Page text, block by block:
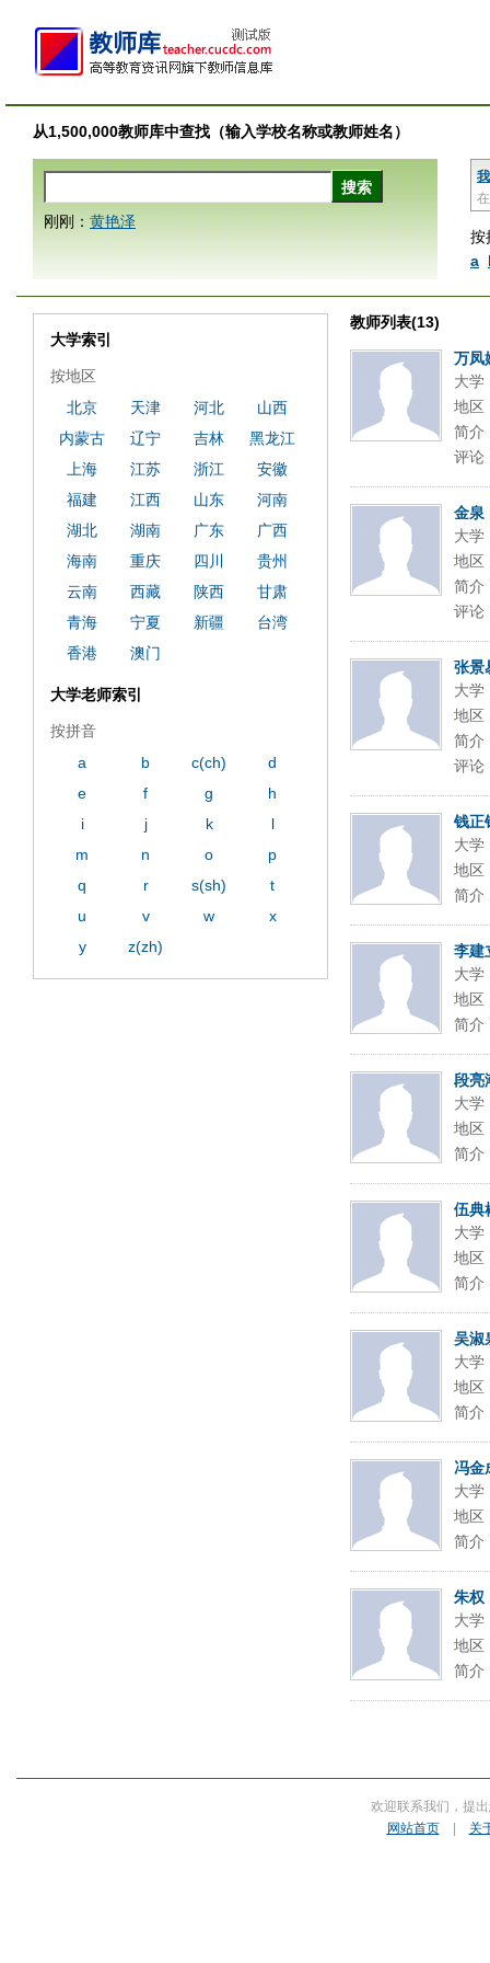
从1,500,000教师库中查找（输入学校名称或教师姓名）
按
a
刚刚： 黄艳泽
教师列表(13)
万凤
大学
地区
简介
评论
金泉
大学
地区
简介
评论
张景
大学
地区
简介
评论
钱正
大学
地区
简介
李建
大学
地区
简介
段亮
大学
地区
简介
伍典
大学
地区
简介
吴淑
大学
地区
简介
冯金
大学
地区
简介
朱权
大学
地区
简介
大学索引
按地区
北京
天津 河北
山西
内蒙古
辽宁 吉林
黑龙江
上海
江苏 浙江
安徽
福建
江西 山东
河南
湖北
湖南 广东
广西
海南
重庆 四川
贵州
云南
西藏 陕西
甘肃
青海
宁夏 新疆
台湾
香港
澳门
大学老师索引
按拼音
a
b c(ch)
d
e
f g
h
i
j k
l
m
n o
p
q
r s(sh)
t
u
v w
x
y
z(zh)
欢迎联系我们，提
网站首页| 关